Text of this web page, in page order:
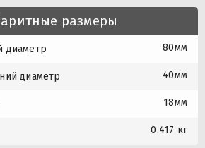
размеры
диаметр 80мм
диаметр 40мм
18мм
0.417 кг